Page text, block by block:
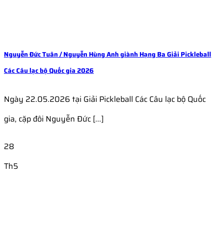
Nguyễn Đức Tuân / Nguyễn Hùng Anh giành Hạng Ba Giải Pickleball
Các Câu lạc bộ Quốc gia 2026
Ngày 22.05.2026 tại Giải Pickleball Các Câu lạc bộ Quốc
gia, cặp đôi Nguyễn Đức [...]
28
Th5